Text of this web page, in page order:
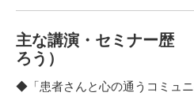
主な講演・セミナー歴
ろう）
◆「患者さんと心の通うコミュニ